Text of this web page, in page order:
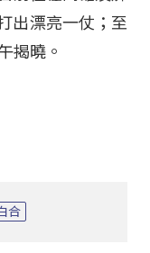
出漂亮一仗；至
揭曉。
合